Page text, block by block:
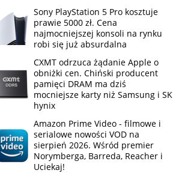
Sony PlayStation 5 Pro kosztuje
prawie 5000 zł. Cena
najmocniejszej konsoli na rynku
robi się już absurdalna
CXMT odrzuca żądanie Apple o
obniżki cen. Chiński producent
pamięci DRAM ma dziś
mocniejsze karty niż Samsung i SK
hynix
Amazon Prime Video - filmowe i
serialowe nowości VOD na
sierpień 2026. Wśród premier
Norymberga, Barreda, Reacher i
Uciekaj!